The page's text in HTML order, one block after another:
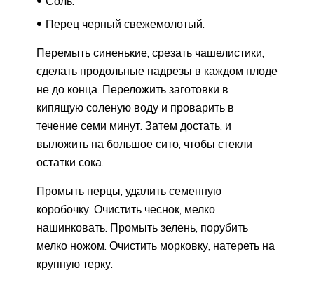
Перец черный свежемолотый.
Перемыть синенькие, срезать чашелистики,
сделать продольные надрезы в каждом плоде
не до конца. Переложить заготовки в
кипящую соленую воду и проварить в
течение семи минут. Затем достать, и
выложить на большое сито, чтобы стекли
остатки сока.
Промыть перцы, удалить семенную
коробочку. Очистить чеснок, мелко
нашинковать. Промыть зелень, порубить
мелко ножом. Очистить морковку, натереть на
крупную терку.